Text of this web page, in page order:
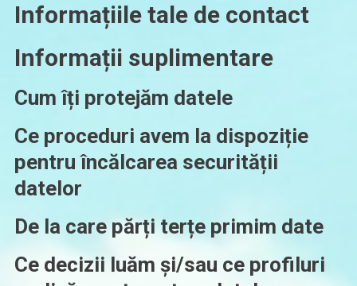
Informațiile tale de contact
Informații suplimentare
Cum îți protejăm datele
Ce proceduri avem la dispoziție
pentru încălcarea securității
datelor
De la care părți terțe primim date
Ce decizii luăm și/sau ce profiluri